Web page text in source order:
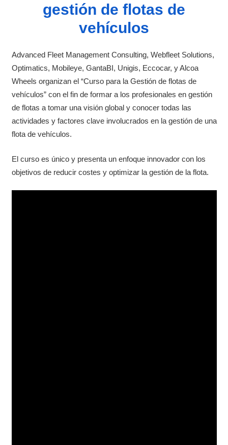
gestión de flotas de
vehículos
Advanced Fleet Management Consulting, Webfleet Solutions,
Optimatics, Mobileye, GantaBI, Unigis, Eccocar, y Alcoa
Wheels organizan el “Curso para la Gestión de flotas de
vehículos” con el fin de formar a los profesionales en gestión
de flotas a tomar una visión global y conocer todas las
actividades y factores clave involucrados en la gestión de una
flota de vehículos.
El curso es único y presenta un enfoque innovador con los
objetivos de reducir costes y optimizar la gestión de la flota.